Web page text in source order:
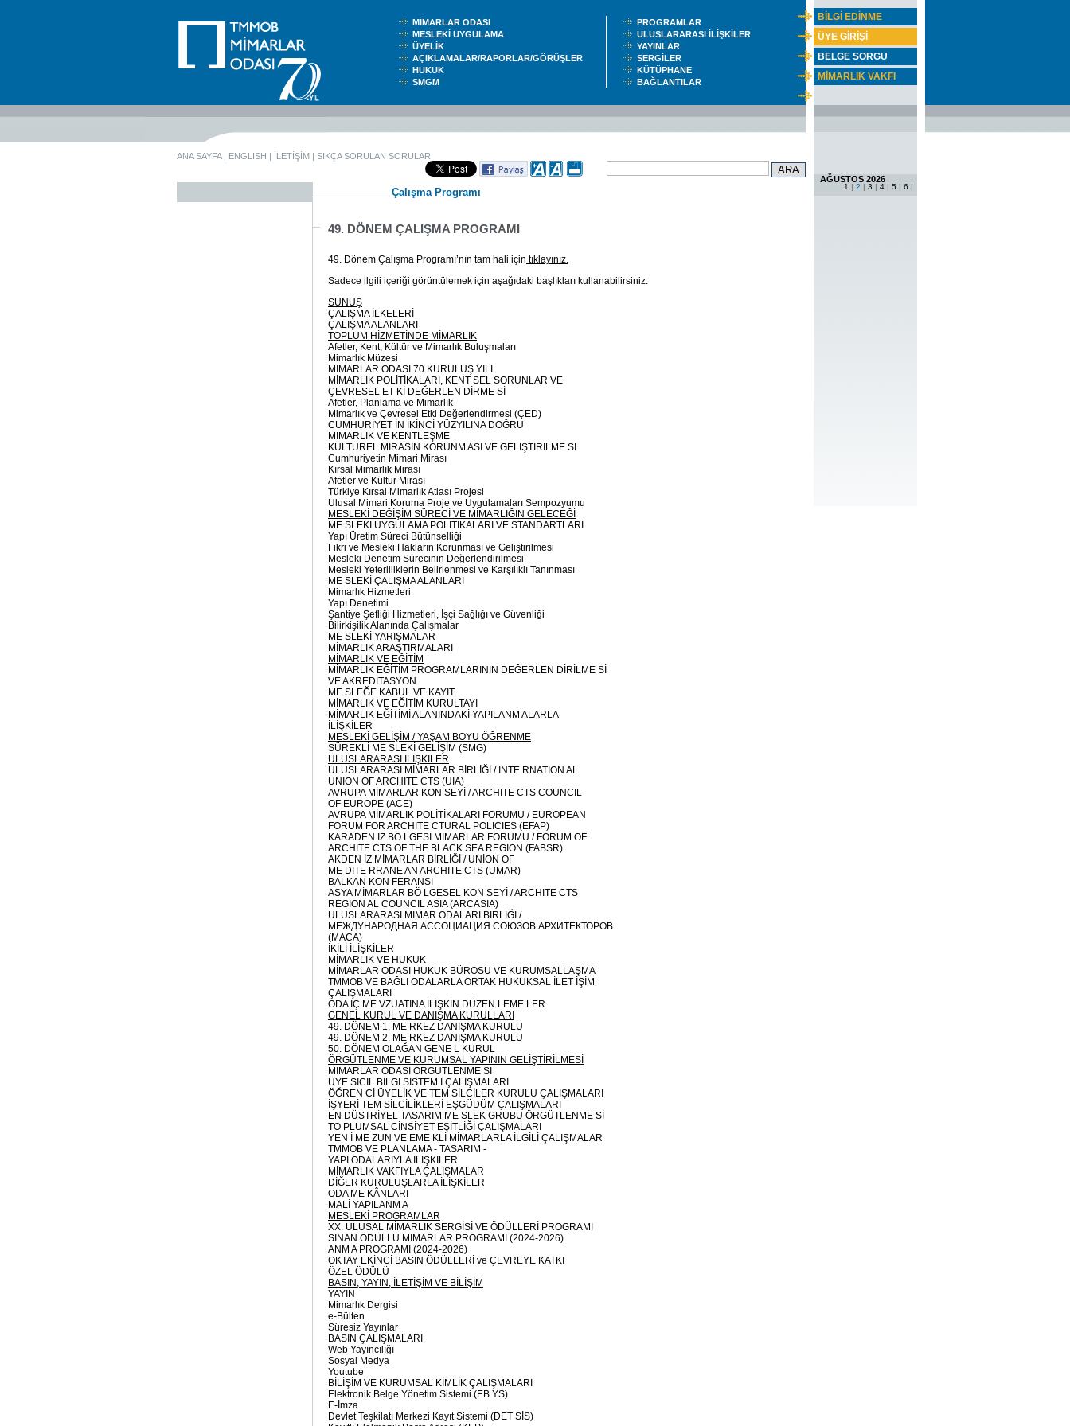
BİLGİ EDİNME
ÜYE GİRİŞİ
BELGE SORGU
MİMARLIK VAKFI
AĞUSTOS 2026
1 | 2 | 3 | 4 | 5 | 6 |
MİMARLAR ODASI
MESLEKİ UYGULAMA
ÜYELİK
AÇIKLAMALAR/RAPORLAR/GÖRÜŞLER
HUKUK
SMGM
PROGRAMLAR
ULUSLARARASI İLİŞKİLER
YAYINLAR
SERGİLER
KÜTÜPHANE
BAĞLANTILAR
ANA SAYFA| ENGLISH | İLETİŞİM | SIKÇA SORULAN SORULAR
Çalışma Programı
49. DÖNEM ÇALIŞMA PROGRAMI
49. Dönem Çalışma Programı’nın tam hali için tıklayınız.
Sadece ilgili içeriği görüntülemek için aşağıdaki başlıkları kullanabilirsiniz.
SUNUŞ
ÇALIŞMA İLKELERİ
ÇALIŞMA ALANLARI
TOPLUM HİZMETİNDE MİMARLIK
Afetler, Kent, Kültür ve Mimarlık Buluşmaları
Mimarlık Müzesi
MİMARLAR ODASI 70.KURULUŞ YILI
MİMARLIK POLİTİKALARI, KENT SEL SORUNLAR VE
ÇEVRESEL ET Kİ DEĞERLEN DİRME Sİ
Afetler, Planlama ve Mimarlık
Mimarlık ve Çevresel Etki Değerlendirmesi (ÇED)
CUMHURİYET İN İKİNCİ YÜZYILINA DOĞRU
MİMARLIK VE KENTLEŞME
KÜLTÜREL MİRASIN KORUNM ASI VE GELİŞTİRİLME Sİ
Cumhuriyetin Mimari Mirası
Kırsal Mimarlık Mirası
Afetler ve Kültür Mirası
Türkiye Kırsal Mimarlık Atlası Projesi
Ulusal Mimari Koruma Proje ve Uygulamaları Sempozyumu
MESLEKİ DEĞİŞİM SÜRECİ VE MİMARLIĞIN GELECEĞİ
ME SLEKİ UYGULAMA POLİTİKALARI VE STANDARTLARI
Yapı Üretim Süreci Bütünselliği
Fikri ve Mesleki Hakların Korunması ve Geliştirilmesi
Mesleki Denetim Sürecinin Değerlendirilmesi
Mesleki Yeterliliklerin Belirlenmesi ve Karşılıklı Tanınması
ME SLEKİ ÇALIŞMA ALANLARI
Mimarlık Hizmetleri
Yapı Denetimi
Şantiye Şefliği Hizmetleri, İşçi Sağlığı ve Güvenliği
Bilirkişilik Alanında Çalışmalar
ME SLEKİ YARIŞMALAR
MİMARLIK ARAŞTIRMALARI
MİMARLIK VE EĞİTİM
MİMARLIK EĞİTİM PROGRAMLARININ DEĞERLEN DİRİLME Sİ
VE AKREDİTASYON
ME SLEĞE KABUL VE KAYIT
MİMARLIK VE EĞİTİM KURULTAYI
MİMARLIK EĞİTİMİ ALANINDAKİ YAPILANM ALARLA
İLİŞKİLER
MESLEKİ GELİŞİM / YAŞAM BOYU ÖĞRENME
SÜREKLİ ME SLEKİ GELİŞİM (SMG)
ULUSLARARASI İLİŞKİLER
ULUSLARARASI MİMARLAR BİRLİĞİ / INTE RNATION AL
UNION OF ARCHITE CTS (UIA)
AVRUPA MİMARLAR KON SEYİ / ARCHITE CTS COUNCIL
OF EUROPE (ACE)
AVRUPA MİMARLIK POLİTİKALARI FORUMU / EUROPEAN
FORUM FOR ARCHITE CTURAL POLICIES (EFAP)
KARADEN İZ BÖ LGESİ MİMARLAR FORUMU / FORUM OF
ARCHITE CTS OF THE BLACK SEA REGION (FABSR)
AKDEN İZ MİMARLAR BİRLİĞİ / UNİON OF
ME DITE RRANE AN ARCHITE CTS (UMAR)
BALKAN KON FERANSI
ASYA MİMARLAR BÖ LGESEL KON SEYİ / ARCHITE CTS
REGION AL COUNCIL ASIA (ARCASIA)
ULUSLARARASI MIMAR ODALARI BİRLİĞİ /
МЕЖДУНАРОДНАЯ АССОЦИАЦИЯ СОЮЗОВ АРХИТЕКТОРОВ
(MACA)
İKİLİ İLİŞKİLER
MİMARLIK VE HUKUK
MİMARLAR ODASI HUKUK BÜROSU VE KURUMSALLAŞMA
TMMOB VE BAĞLI ODALARLA ORTAK HUKUKSAL İLET İŞİM
ÇALIŞMALARI
ODA İÇ ME VZUATINA İLİŞKİN DÜZEN LEME LER
GENEL KURUL VE DANIŞMA KURULLARI
49. DÖNEM 1. ME RKEZ DANIŞMA KURULU
49. DÖNEM 2. ME RKEZ DANIŞMA KURULU
50. DÖNEM OLAĞAN GENE L KURUL
ÖRGÜTLENME VE KURUMSAL YAPININ GELİŞTİRİLMESİ
MİMARLAR ODASI ÖRGÜTLENME Sİ
ÜYE SİCİL BİLGİ SİSTEM İ ÇALIŞMALARI
ÖĞREN Cİ ÜYELİK VE TEM SİLCİLER KURULU ÇALIŞMALARI
İŞYERİ TEM SİLCİLİKLERİ EŞGÜDÜM ÇALIŞMALARI
EN DÜSTRİYEL TASARIM ME SLEK GRUBU ÖRGÜTLENME Sİ
TO PLUMSAL CİNSİYET EŞİTLİĞİ ÇALIŞMALARI
YEN İ ME ZUN VE EME KLİ MİMARLARLA İLGİLİ ÇALIŞMALAR
TMMOB VE PLANLAMA - TASARIM -
YAPI ODALARIYLA İLİŞKİLER
MİMARLIK VAKFIYLA ÇALIŞMALAR
DİĞER KURULUŞLARLA İLİŞKİLER
ODA ME KÂNLARI
MALİ YAPILANM A
MESLEKİ PROGRAMLAR
XX. ULUSAL MİMARLIK SERGİSİ VE ÖDÜLLERİ PROGRAMI
SİNAN ÖDÜLLÜ MİMARLAR PROGRAMI (2024-2026)
ANM A PROGRAMI (2024-2026)
OKTAY EKİNCİ BASIN ÖDÜLLERİ ve ÇEVREYE KATKI
ÖZEL ÖDÜLÜ
BASIN, YAYIN, İLETİŞİM VE BİLİŞİM
YAYIN
Mimarlık Dergisi
e-Bülten
Süresiz Yayınlar
BASIN ÇALIŞMALARI
Web Yayıncılığı
Sosyal Medya
Youtube
BİLİŞİM VE KURUMSAL KİMLİK ÇALIŞMALARI
Elektronik Belge Yönetim Sistemi (EB YS)
E-İmza
Devlet Teşkilatı Merkezi Kayıt Sistemi (DET SİS)